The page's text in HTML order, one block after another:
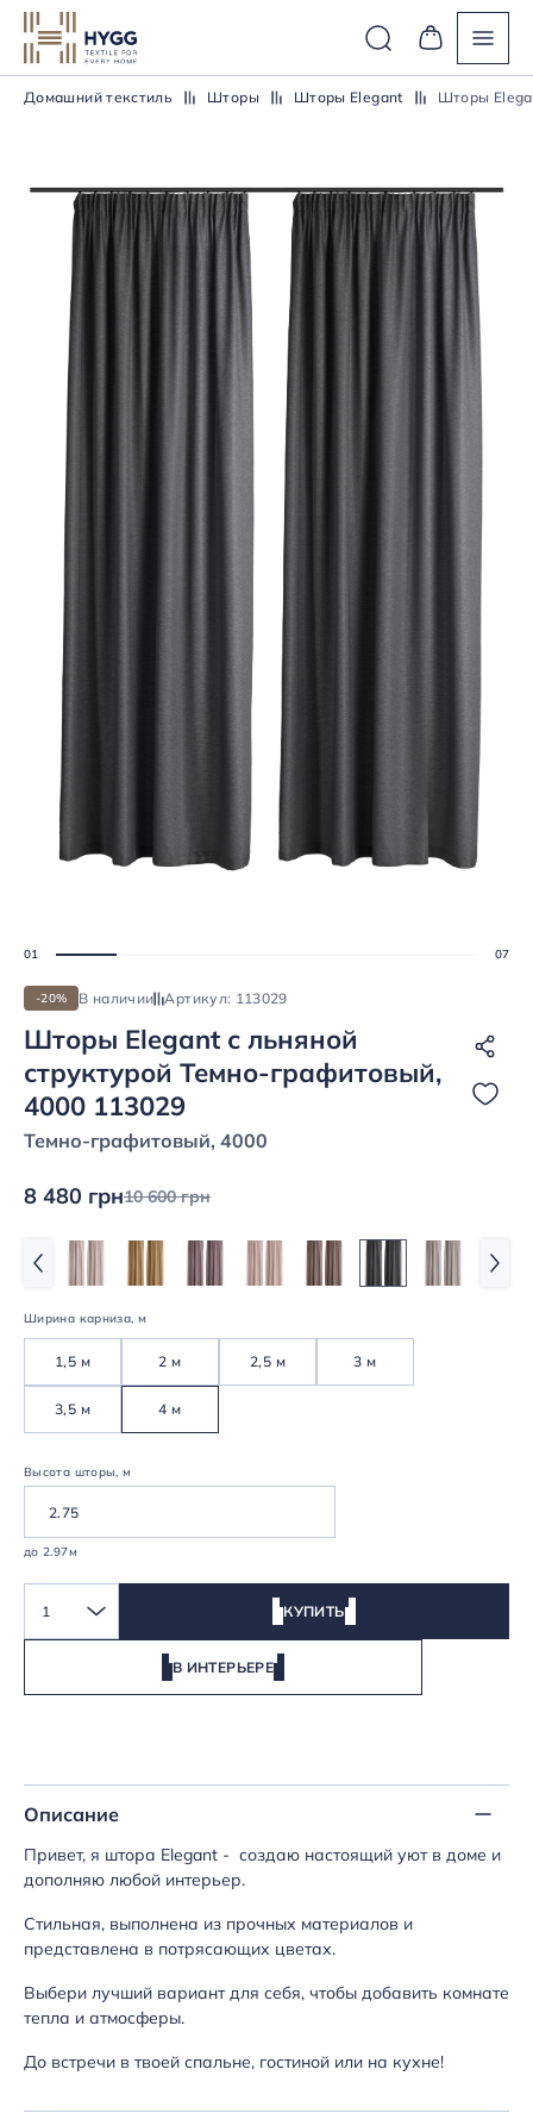
Домашний текстиль Шторы Шторы Elegant Шторы
-20% В наличии Артикул: 113029
Шторы Elegant с льняной
структурой Темно-графитовый,
4000 113029
Темно-графитовый, 4000
8 480 грн10 600 грн
Ширина карниза, м
1,5 м 2 м 2,5 м 3 м
3,5 м 4 м
Высота шторы, м
до 2.97м
1 КУПИТЬ
В ИНТЕРЬЕРЕ
Описание
Привет, я штора Elegant - создаю настоящий уют в доме и
дополняю любой интерьер.
Стильная, выполнена из прочных материалов и
представлена в потрясающих цветах.
Выбери лучший вариант для себя, чтобы добавить комнате
тепла и атмосферы.
До встречи в твоей спальне, гостиной или на кухне!